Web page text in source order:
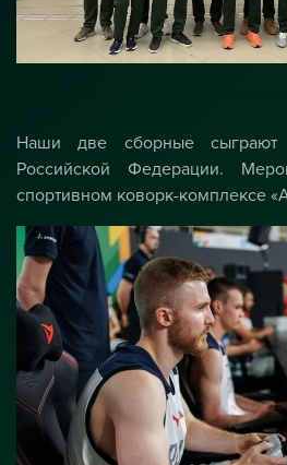
Наши две сборные
Российской Федерации.
спортивном коворк-комплексе